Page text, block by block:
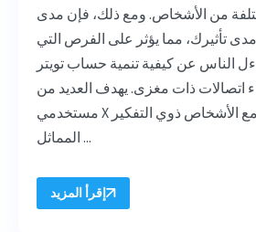
من الأشخاص. ومع ذلك، فإن مدى
تأثيرك، مما يؤثر على الفرص التي
الناس عن كيفية تنمية حساب تويتر
اتصالات ذات مغزى. يهدف العديد من
مستخدمي X إلى التواصل مع الأشخاص ذوي التفكير
المماثل ...
إقرأ المزيد